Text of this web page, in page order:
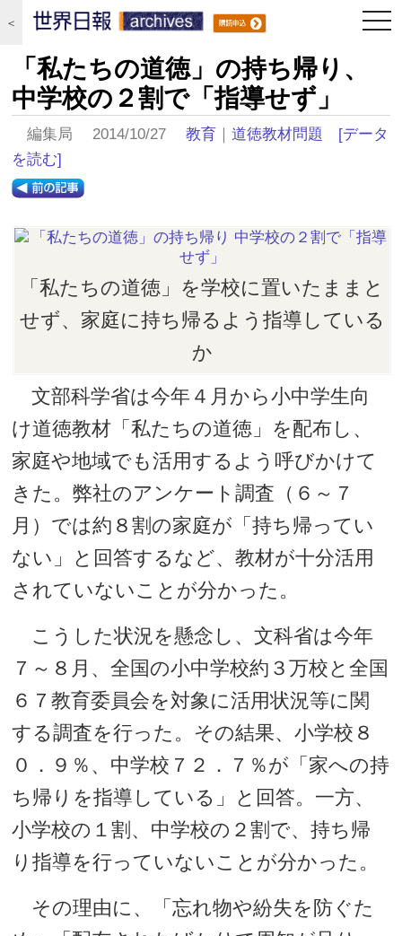
＜
「私たちの道徳」の持ち帰り、
中学校の２割で「指導せず」
編集局 2014/10/27教育 ｜道徳教材問題
[データ
を読む]
「私たちの道徳」を学校に置いたままと
せず、家庭に持ち帰るよう指導している
か
文部科学省は今年４月から小中学生向
け道徳教材「私たちの道徳」を配布し、
家庭や地域でも活用するよう呼びかけて
きた。弊社のアンケート調査（６～７
月）では約８割の家庭が「持ち帰ってい
ない」と回答するなど、教材が十分活用
されていないことが分かった。
こうした状況を懸念し、文科省は今年
７～８月、全国の小中学校約３万校と全国
６７教育委員会を対象に活用状況等に関
する調査を行った。その結果、小学校８
０．９％、中学校７２．７％が「家への持
ち帰りを指導している」と回答。一方、
小学校の１割、中学校の２割で、持ち帰
り指導を行っていないことが分かった。
その理由に、「忘れ物や紛失を防ぐた